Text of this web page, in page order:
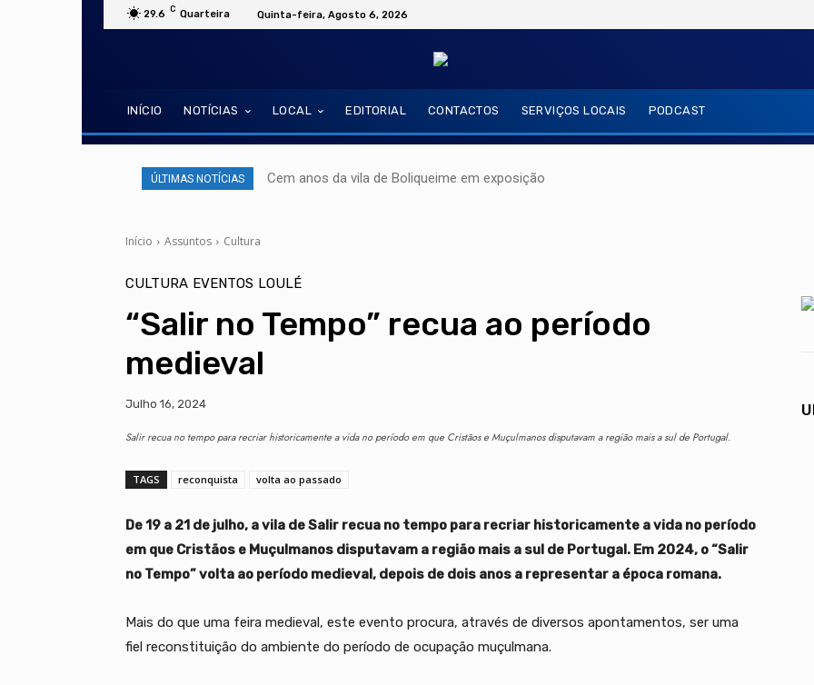
29.6 C Quarteira Quinta-feira, Agosto 6, 2026
INÍCIO NOTÍCIAS LOCAL EDITORIAL CONTACTOS SERVIÇOS LOCAIS PODCAST
ÚLTIMAS NOTÍCIAS Cem anos da vila de Boliqueime em exposição
Início Assuntos Cultura
CULTURA EVENTOS LOULÉ
“Salir no Tempo” recua ao período
medieval
Julho 16, 2024
Salir recua no tempo para recriar historicamente a vida no período em que Cristãos e Muçulmanos disputavam a região mais a sul de Portugal.
TAGS reconquista volta ao passado
De 19 a 21 de julho, a vila de Salir recua no tempo para recriar historicamente a vida no período
em que Cristãos e Muçulmanos disputavam a região mais a sul de Portugal. Em 2024, o “Salir
no Tempo” volta ao período medieval, depois de dois anos a representar a época romana.
Mais do que uma feira medieval, este evento procura, através de diversos apontamentos, ser uma
fiel reconstituição do ambiente do período de ocupação muçulmana.